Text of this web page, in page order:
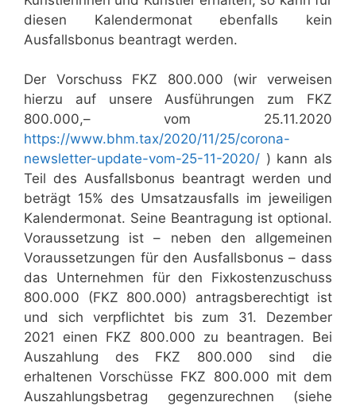
diesen Kalendermonat ebenfalls kein
Ausfallsbonus beantragt werden.
Der Vorschuss FKZ 800.000 (wir verweisen
hierzu auf unsere Ausführungen zum FKZ
800.000,– vom 25.11.2020
https://www.bhm.tax/2020/11/25/corona-
newsletter-update-vom-25-11-2020/ ) kann als
Teil des Ausfallsbonus beantragt werden und
beträgt 15% des Umsatzausfalls im jeweiligen
Kalendermonat. Seine Beantragung ist optional.
Voraussetzung ist – neben den allgemeinen
Voraussetzungen für den Ausfallsbonus – dass
das Unternehmen für den Fixkostenzuschuss
800.000 (FKZ 800.000) antragsberechtigt ist
und sich verpflichtet bis zum 31. Dezember
2021 einen FKZ 800.000 zu beantragen. Bei
Auszahlung des FKZ 800.000 sind die
erhaltenen Vorschüsse FKZ 800.000 mit dem
Auszahlungsbetrag gegenzurechnen (siehe